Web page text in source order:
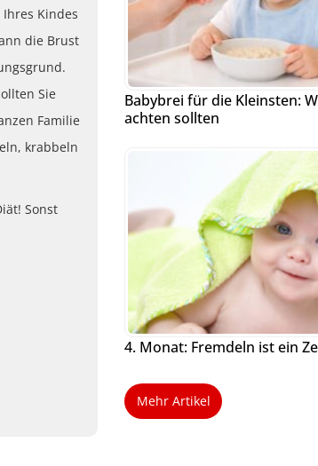
Kindes
die Brust
Sie
Familie
krabbeln
Sonst
Babybrei für die Kleinsten:
achten sollten
4. Monat: Fremdeln ist ein
Mehr Artikel